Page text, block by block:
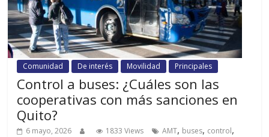
Comunidad De interés Movilidad Principales
Control a buses: ¿Cuáles son las
cooperativas con más sanciones en
Quito?
6 mayo, 2026 1833 Views AMT, buses, control,